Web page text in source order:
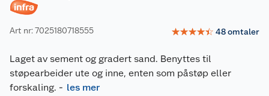
Art nr: 7025180718555 ☆☆☆☆☆ 48omtaler
Laget av sement og gradert sand. Benyttes til
støpearbeider ute og inne, enten som påstøp eller
forskaling. - les mer